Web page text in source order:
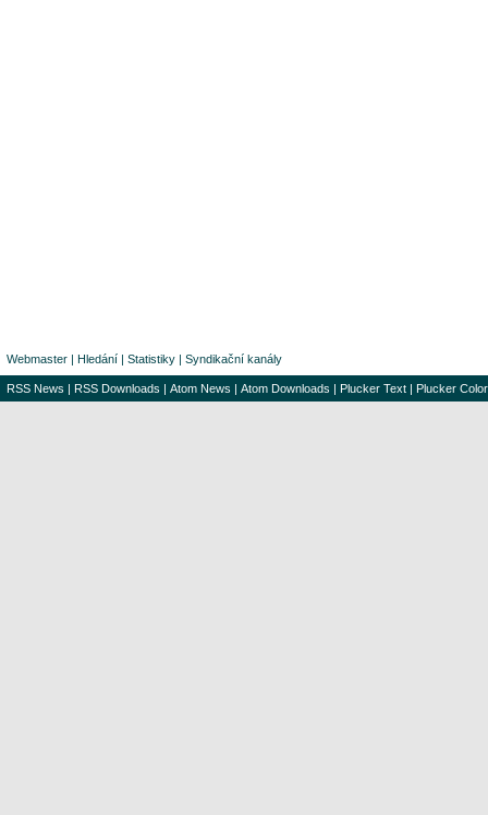
Webmaster | Hledání | Statistiky | Syndikační kanály
RSS News | RSS Downloads | Atom News | Atom Downloads | Plucker Text | Plucker Color